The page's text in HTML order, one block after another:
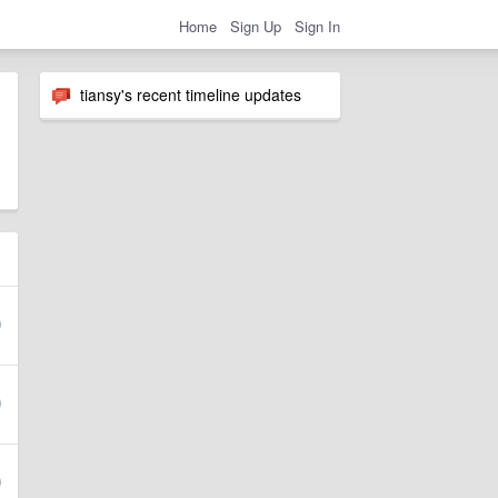
Home Sign Up Sign In
tiansy's recent timeline updates